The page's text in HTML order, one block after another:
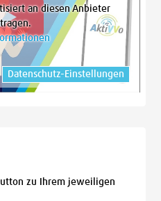
an diesen Anbieter
Datenschutz-Einstellungen
zu Ihrem jeweiligen